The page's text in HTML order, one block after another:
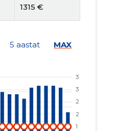
1315 €
5 aastat MAX